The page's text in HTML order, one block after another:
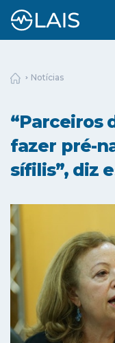
Notícias
“Parceiros
fazer pré-
sífilis”, diz